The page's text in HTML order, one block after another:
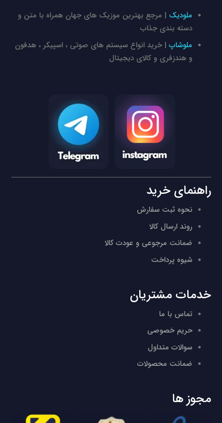
ملودیک | مرجع بهترین موزیک های جهان همراه با متن و
دسته بندی جذاب
ملوشاپ | خرید انواع سیستم های صوتی ، اسپیکر ، هدفون
و هندزفری و کالای دیجیتال
راهنمای خرید
نحوه ثبت سفارش
روند ارسال کالا
ضمانت مرجوعی و عودت کالا
شیوه پرداخت
خدمات مشتریان
تماس با ما
حریم خصوصی
سوالات متداول
ضمانت محصولات
مجوز ها